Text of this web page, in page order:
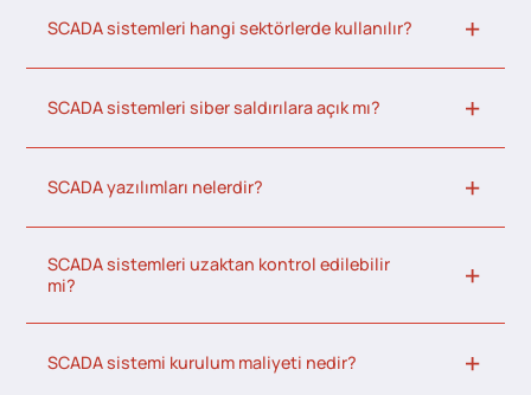
SCADA sistemleri hangi sektörlerde kullanılır?
SCADA sistemleri siber saldırılara açık mı?
SCADA yazılımları nelerdir?
SCADA sistemleri uzaktan kontrol edilebilir
mi?
SCADA sistemi kurulum maliyeti nedir?